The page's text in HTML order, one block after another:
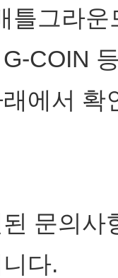
틀그라
COIN
에서
문의사
다.